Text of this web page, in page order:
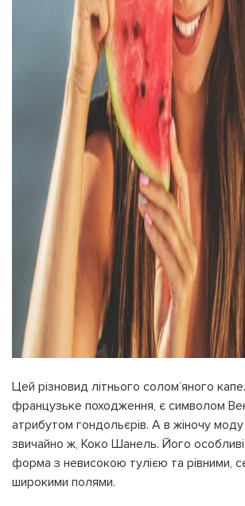
Цей різновид літнього солом’яного
французьке походження, є символом
атрибутом гондольєрів. А в жіночу
звичайно ж, Коко Шанель. Його
форма з невисокою тулією та рівними,
широкими полями.